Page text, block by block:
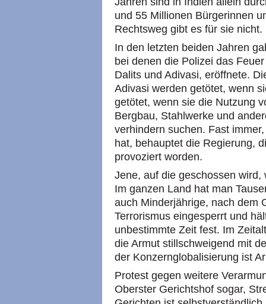
und 55 Millionen Bürgerinnen
Rechtsweg gibt es für sie nicht.
In den letzten beiden Jahren
bei denen die Polizei das
Dalits und Adivasi, eröffnete.
Adivasi werden getötet, wenn
getötet, wenn sie die Nutzung
Bergbau, Stahlwerke und
verhindern suchen. Fast
hat, behauptet die Regierung,
provoziert worden.
Jene, auf die geschossen
Im ganzen Land hat man
auch Minderjährige, nach dem
Terrorismus eingesperrt und
unbestimmte Zeit fest. Im
die Armut stillschweigend mit
der Konzernglobalisierung ist
Protest gegen weitere
Oberster Gerichtshof sogar,